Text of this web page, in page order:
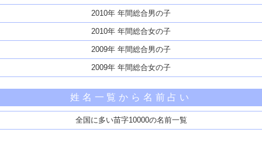
2010年 年間総合男の子
2010年 年間総合女の子
2009年 年間総合男の子
2009年 年間総合女の子
姓名一覧から名前占い
全国に多い苗字10000の名前一覧